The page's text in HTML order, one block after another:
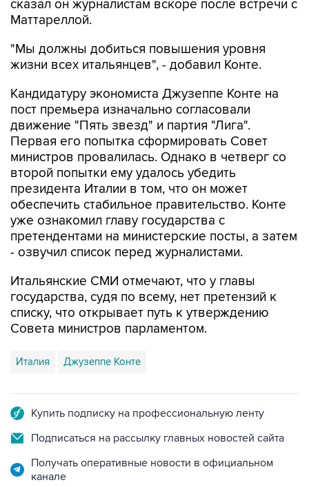
"Мы должны добиться повышения уровня
Кандидатуру экономиста Джузеппе Конте на
движение "Пять звезд" и партия "Лига".
Первая его попытка сформировать Совет
министров провалилась. Однако в четверг со
второй попытки ему удалось убедить
президента Италии в том, что он может
обеспечить стабильное правительство. Конте
уже ознакомил главу государства с
претендентами на министерские посты, а затем
- озвучил список перед журналистами.
Итальянские СМИ отмечают, что у главы
списку, что открывает путь к утверждению
Совета министров парламентом.
Италия Джузеппе Конте
Подписаться на рассылку главных новостей сайта
Получать оперативные новости в официальном